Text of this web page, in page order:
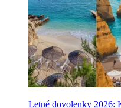
Letné dovolenky 2026: